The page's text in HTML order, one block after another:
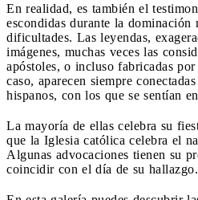
En realidad, es también el
escondidas durante la dominación
dificultades. Las leyendas,
imágenes, muchas veces las
apóstoles, o incluso fabricadas
caso, aparecen siempre
hispanos, con los que se sentían
La mayoría de ellas celebra su
que la Iglesia católica celebra el
Algunas advocaciones tienen su
coincidir con el día de su hallazgo.